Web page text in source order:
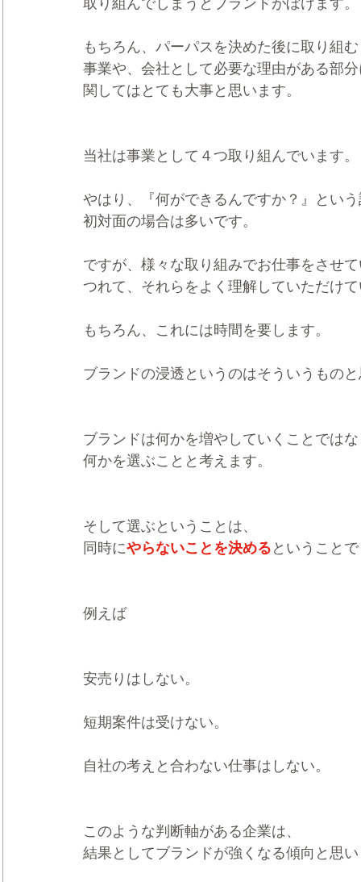
取り組んでしまうとブランドがぼけます。
もちろん、パーパスを決めた後に取り組む
事業や、会社として必要な理由がある部
関してはとても大事と思います。
当社は事業として４つ取り組んでいます。
やはり、『何ができるんですか？』とい
初対面の場合は多いです。
ですが、様々な取り組みでお仕事をさせ
つれて、それらをよく理解していただけ
もちろん、これには時間を要します。
ブランドの浸透というのはそういうもの
ブランドは何かを増やしていくことでは
何かを選ぶことと考えます。
そして選ぶということは、
同時にやらないことを決める ということ
例えば
安売りはしない。
短期案件は受けない。
自社の考えと合わない仕事はしない。
このような判断軸がある企業は、
結果としてブランドが強くなる傾向と思